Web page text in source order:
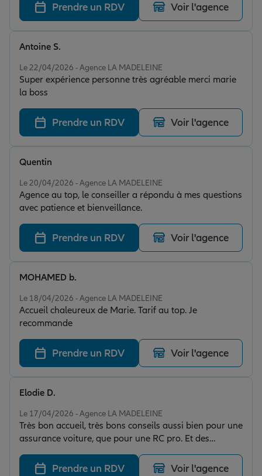
Prendre un RDV Voir l'agence
Le 22/04/2026 - Agence LA MADELEINE
Super expérience personne très agréable merci marie
la boss
Antoine S.
Prendre un RDV Voir l'agence
Le 20/04/2026 - Agence LA MADELEINE
Agence au top, le conseiller a répondu à mes questions
avec patience et bienveillance.
Quentin
Prendre un RDV Voir l'agence
Le 18/04/2026 - Agence LA MADELEINE
Accueil chaleureux de Marie. Tarif au top. Je
recommande
MOHAMED b.
Prendre un RDV Voir l'agence
Le 17/04/2026 - Agence LA MADELEINE
Très bon accueil, très bons conseils aussi bien pour une
assurance voiture, que pour une RC pro. Et des
économies à la clé.
Elodie D.
Prendre un RDV Voir l'agence